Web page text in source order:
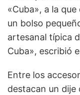
«Cuba», a la
un bolso
artesanal típica
Cuba», escribió
Entre los
destacan un